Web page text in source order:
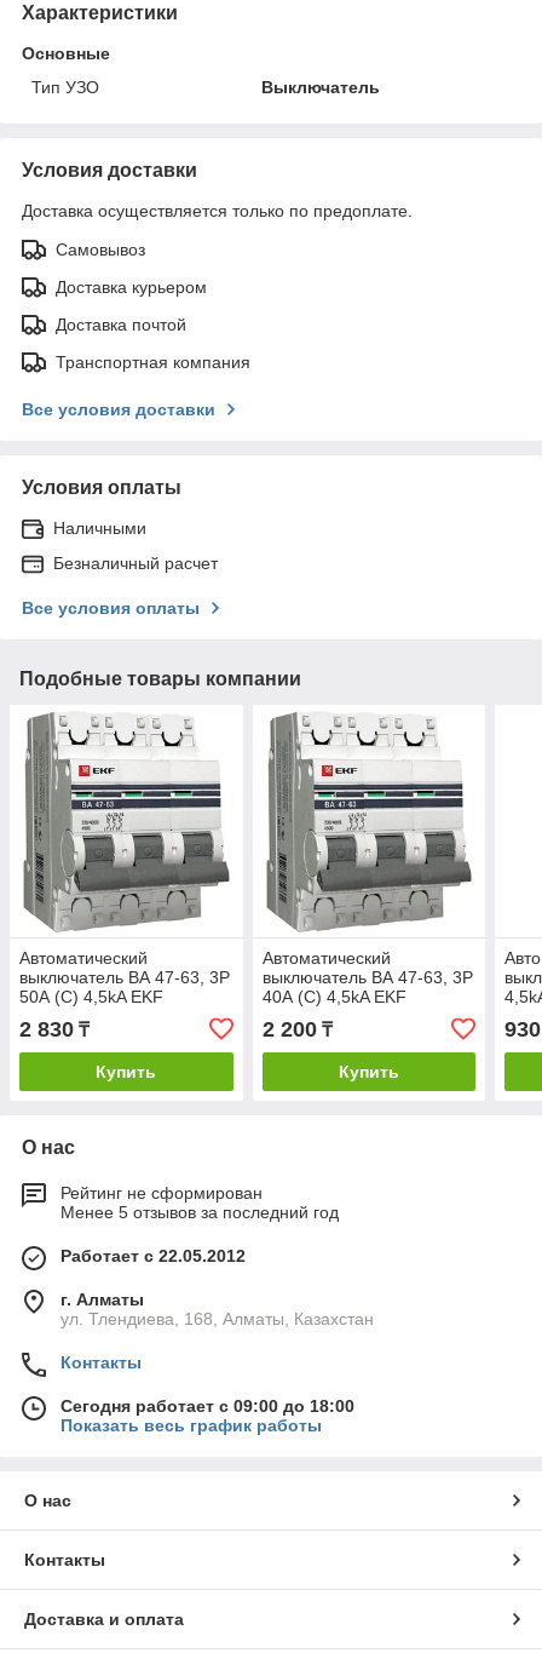
Характеристики
Основные
Тип УЗО
Выключатель
Условия доставки
Доставка осуществляется только по предоплате.
Самовывоз
Доставка курьером
Доставка почтой
Транспортная компания
Все условия доставки
Условия оплаты
Наличными
Безналичный расчет
Все условия оплаты
Подобные товары компании
Автоматический
выключатель ВА 47-63, 3P
50А (C) 4,5kA EKF
PROxima
2 830 ₸
Купить
Автоматический
выключатель ВА 47-63, 3P
40А (C) 4,5kA EKF
PROxima
2 200₸
Купить
930
О нас
Рейтинг не сформирован
Менее 5 отзывов за последний год
Работает с 22.05.2012
г. Алматы
ул. Тлендиева, 168, Алматы, Казахстан
Контакты
Сегодня работает с 09:00 до 18:00
Показать весь график работы
О нас
Контакты
Доставка и оплата